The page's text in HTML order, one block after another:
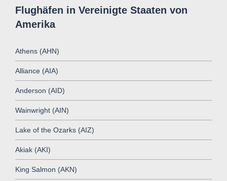
Flughäfen in Vereinigte Staaten von
Amerika
Athens (AHN)
Alliance (AIA)
Anderson (AID)
Wainwright (AIN)
Lake of the Ozarks (AIZ)
Akiak (AKI)
King Salmon (AKN)